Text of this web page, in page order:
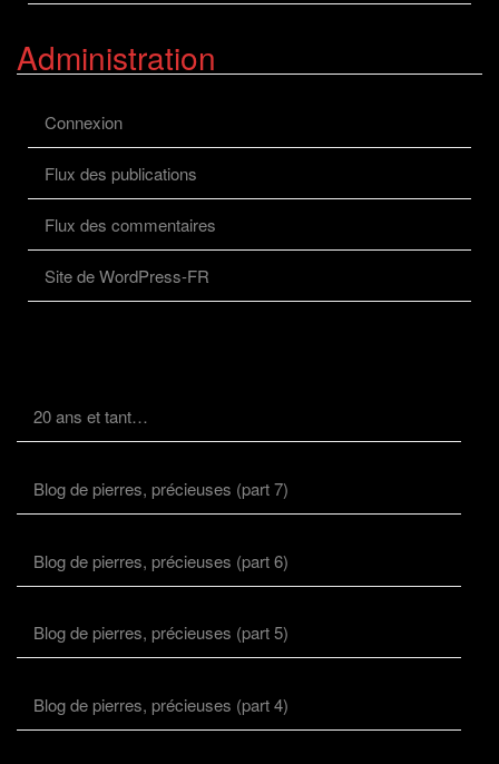
Administration
Connexion
Flux des publications
Flux des commentaires
Site de WordPress-FR
20 ans et tant…
Blog de pierres, précieuses (part 7)
Blog de pierres, précieuses (part 6)
Blog de pierres, précieuses (part 5)
Blog de pierres, précieuses (part 4)